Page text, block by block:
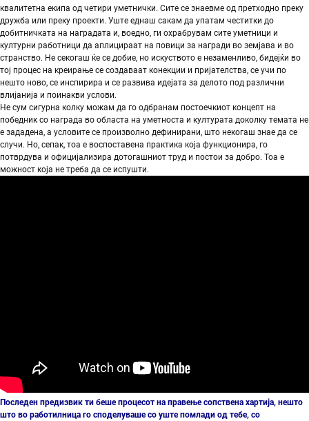
квалитетна екипа од четири уметнички. Сите се знаевме од претходно преку
дружба или преку проекти. Уште еднаш сакам да упатам честитки до
добитничката на наградата и, воедно, ги охрабрувам сите уметници и
културни работници да аплицираат на повици за награди во земјава и во
странство. Не секогаш ќе се добие, но искуството е незаменливо, бидејќи во
тој процес на креирање се создаваат конекции и пријателства, се учи по
нешто ново, се инспирира и се развива идејата за делото под различни
влијанија и поинакви услови.
Не сум сигурна колку можам да го одбранам постоечкиот концепт на
победник со награда во областа на уметноста и културата доколку темата не
е зададена, а условите се произволно дефинирани, што некогаш знае да се
случи. Но, сепак, тоа е воспоставена практика која функционира, го
потврдува и официјализира дотогашниот труд и постои за добро. Тоа е
можност која не треба да се испушти.
Последен предизвик ти беше процесот на правење сопствена хартија, нешто
што во работилница го споделуваше со уште помлади од тебе, со